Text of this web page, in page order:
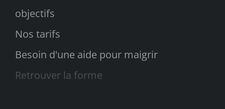
objectifs
Nos tarifs
Besoin d'une aide pour maigrir
Retrouver la forme